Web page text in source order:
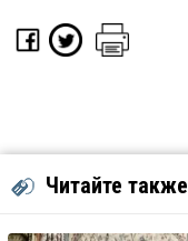
Читайте также